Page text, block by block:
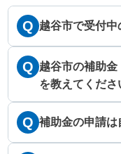
Q 越谷市で受付中
Q 越谷市の補助
を教えてくださ
Q 補助金の申請は